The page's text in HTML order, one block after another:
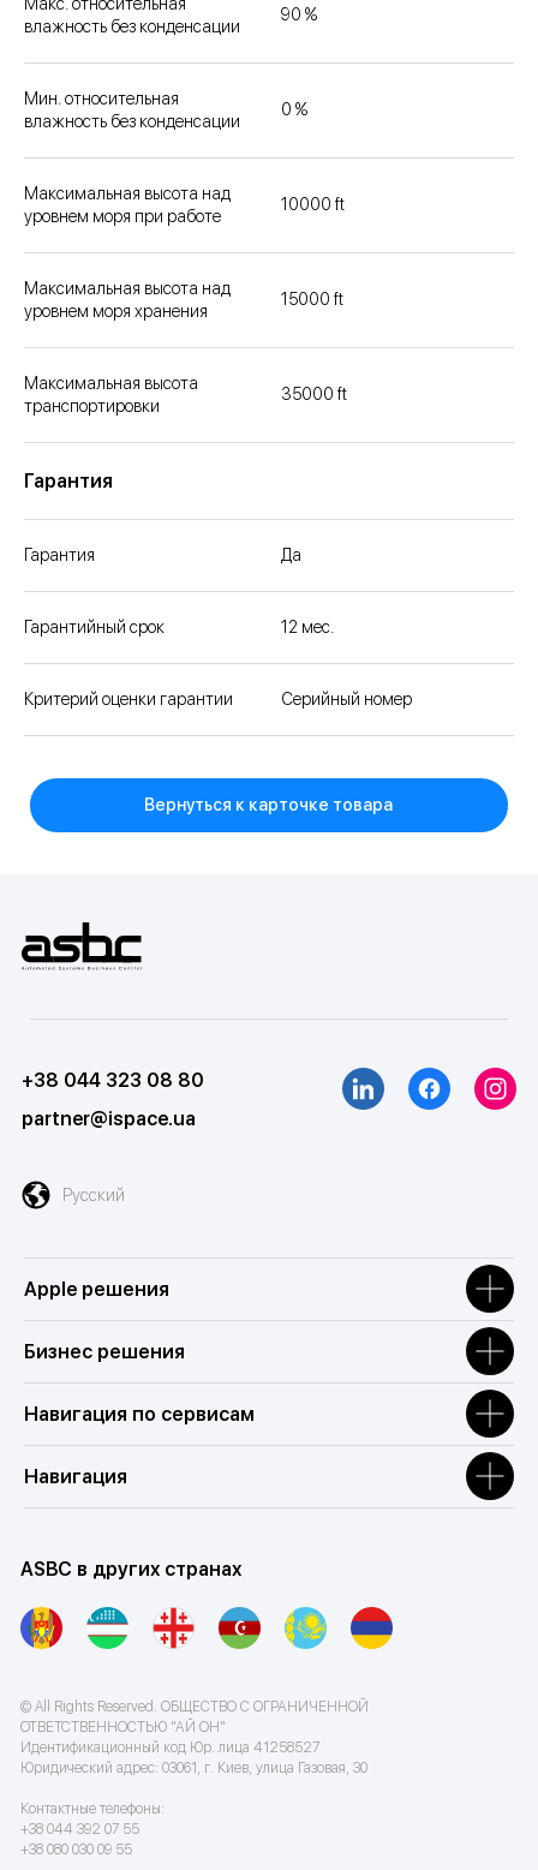
влажность без конденсации
90 %
Мин. относительная
влажность без конденсации
0 %
Максимальная высота над
уровнем моря при работе
10000 ft
Максимальная высота над
уровнем моря хранения
15000 ft
Максимальная высота
транспортировки
35000 ft
Гарантия
Гарантия Да
Гарантийный срок 12 мес.
Критерий оценки гарантии Серийный номер
Вернуться к карточке товара
+38 044 323 08 80
Русский
partner@ispace.ua
Apple решения
Бизнес решения
Навигация по сервисам
Навигация
© All Rights Reserved. ОБЩЕСТВО С ОГРАНИЧЕННОЙ
ОТВЕТСТВЕННОСТЬЮ "АЙ ОН"
Идентификационный код Юр. лица 41258527
Юридический адрес: 03061, г. Киев, улица Газовая, 30
Контактные телефоны:
+38 044 392 07 55
+38 080 030 09 55
ASBC в других странах